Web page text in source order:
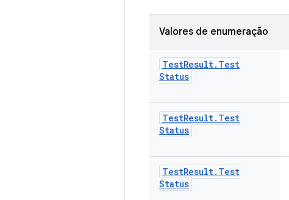
Valores de enumeração
TestResult. Test
Status
TestResult. Test
Status
TestResult. Test
Status